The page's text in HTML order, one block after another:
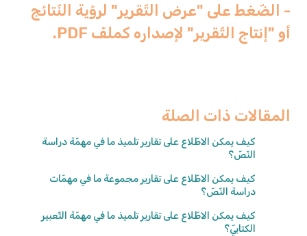
- الضّغط على "عرض التّقرير" لرؤية النّتائج
أو "إنتاج التّقرير" لإصداره كملفّ PDF.
المقالات ذات الصلة
كيف يمكن الاطّلاع على تقارير تلميذ ما في مهمّة دراسة
النّصّ؟
كيف يمكن الاطّلاع على تقارير مجموعة ما في مهمّات
دراسة النّصّ؟
كيف يمكن الاطّلاع على تقارير تلميذ ما في مهمّة التّعبير
الكتابيّ؟